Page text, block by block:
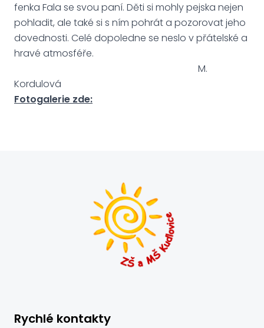
fenka Fala se svou paní. Děti si mohly pejska nejen
pohladit, ale také si s ním pohrát a pozorovat jeho
dovednosti. Celé dopoledne se neslo v přátelské a
hravé atmosféře.
M.
Kordulová
Fotogalerie zde:
Rychlé kontakty